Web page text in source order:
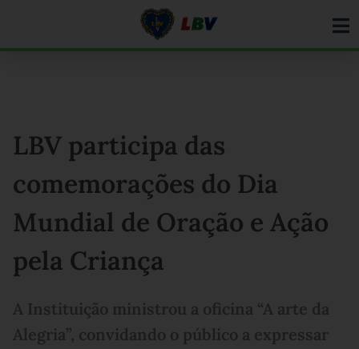
LBV participa das
comemorações do Dia
Mundial de Oração e Ação
pela Criança
A Instituição ministrou a oficina “A arte da
Alegria”, convidando o público a expressar